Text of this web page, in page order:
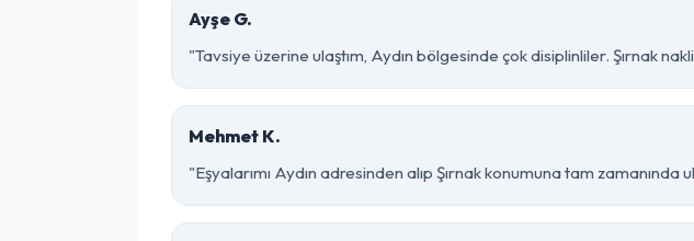
Ayşe G.
"Tavsiye üzerine ulaştım, Aydın bölgesinde çok disiplinliler. Şırnak
Mehmet K.
"Eşyalarımı Aydın adresinden alıp Şırnak konumuna tam zamanında